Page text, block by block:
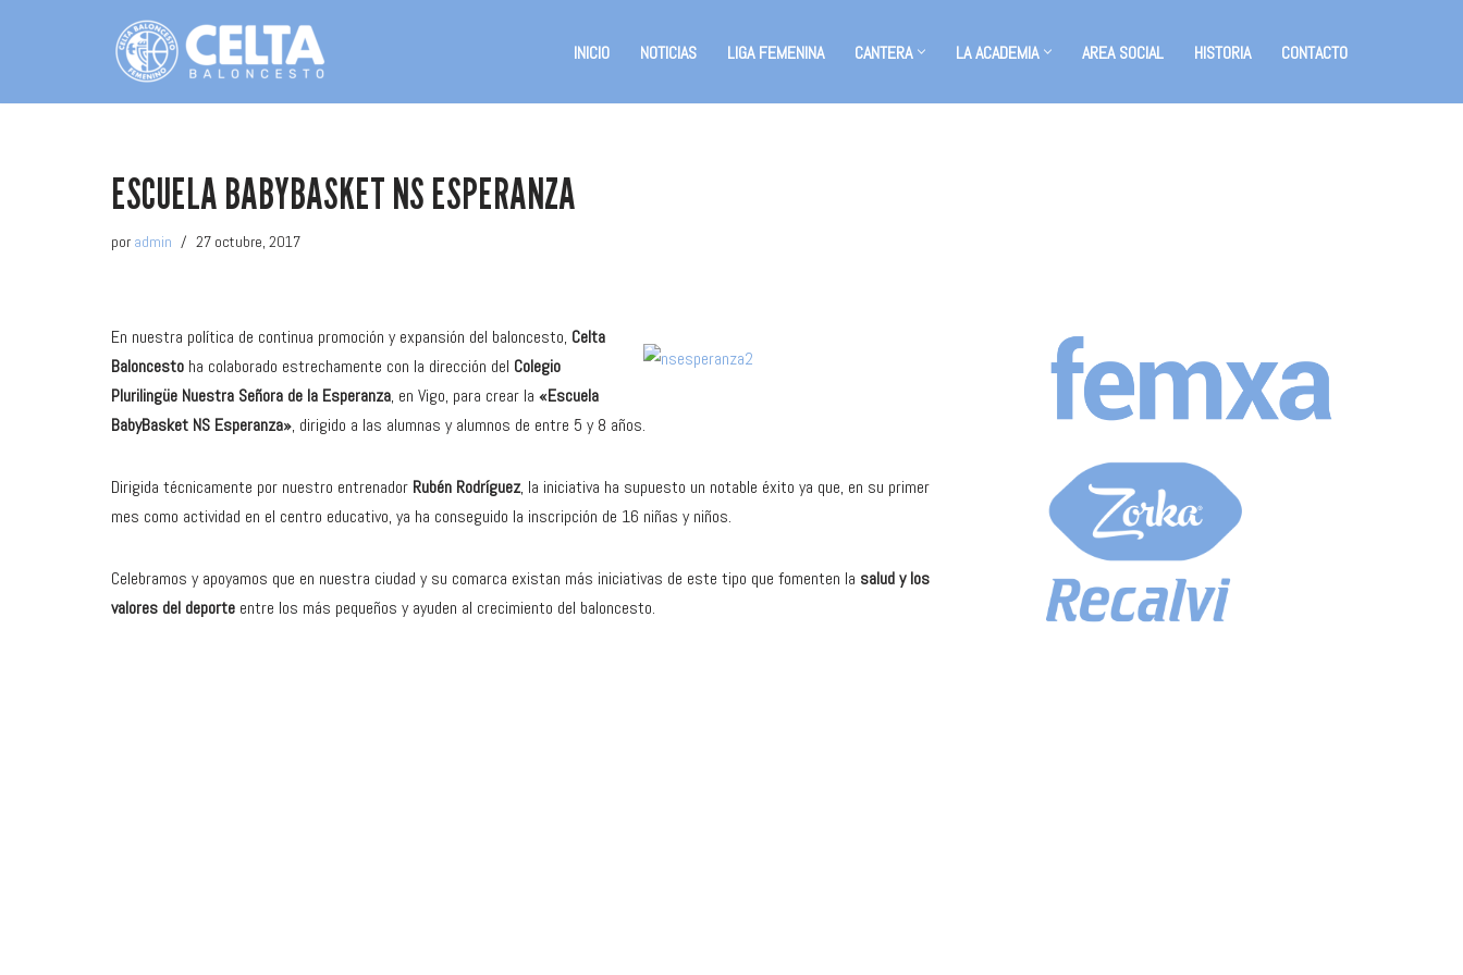
INICIO NOTICIAS LIGA FEMENINA CANTERA LA ACADEMIA AREA SOCIAL HISTORIA CONTACTO
ESCUELA BABYBASKET NS ESPERANZA
por admin 27 octubre, 2017
En nuestra política de continua promoción y expansión del baloncesto, Celta
Baloncesto ha colaborado estrechamente con la dirección del Colegio
Plurilingüe Nuestra Señora de la Esperanza, en Vigo, para crear la «Escuela
BabyBasket NS Esperanza», dirigido a las alumnas y alumnos de entre 5 y 8 años.
Dirigida técnicamente por nuestro entrenador Rubén Rodríguez, la iniciativa ha supuesto un notable éxito ya que, en su primer
mes como actividad en el centro educativo, ya ha conseguido la inscripción de 16 niñas y niños.
Celebramos y apoyamos que en nuestra ciudad y su comarca existan más iniciativas de este tipo que fomenten la salud y los
valores del deporte entre los más pequeños y ayuden al crecimiento del baloncesto.